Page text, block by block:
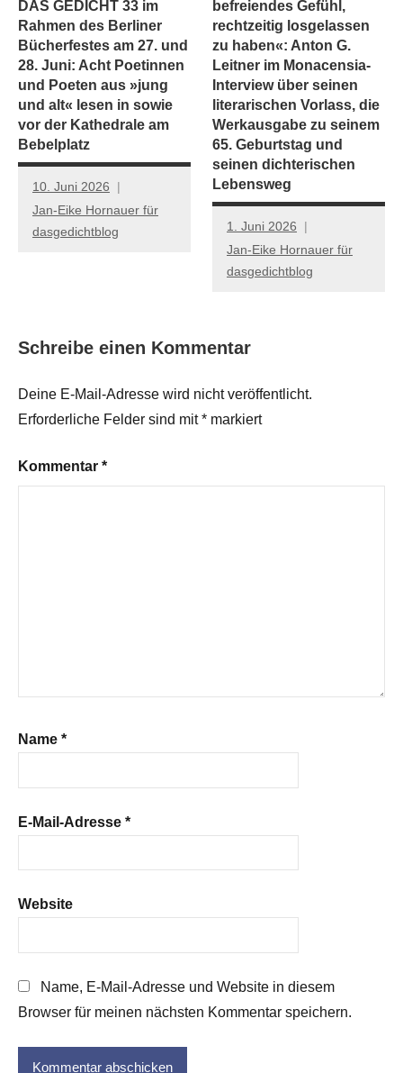
DAS GEDICHT 33 im
Rahmen des Berliner
Bücherfestes am 27. und
28. Juni: Acht Poetinnen
und Poeten aus »jung
und alt« lesen in sowie
vor der Kathedrale am
Bebelplatz
10. Juni 2026
Jan-Eike Hornauer für
dasgedichtblog
befreiendes Gefühl,
rechtzeitig losgelassen
zu haben«: Anton G.
Leitner im Monacensia-
Interview über seinen
literarischen Vorlass, die
Werkausgabe zu seinem
65. Geburtstag und
seinen dichterischen
Lebensweg
1. Juni 2026
Jan-Eike Hornauer für
dasgedichtblog
Schreibe einen Kommentar
Deine E-Mail-Adresse wird nicht veröffentlicht.
Erforderliche Felder sind mit* markiert
Kommentar *
Name *
E-Mail-Adresse *
Website
Name, E-Mail-Adresse und Website in diesem
Browser für meinen nächsten Kommentar speichern.